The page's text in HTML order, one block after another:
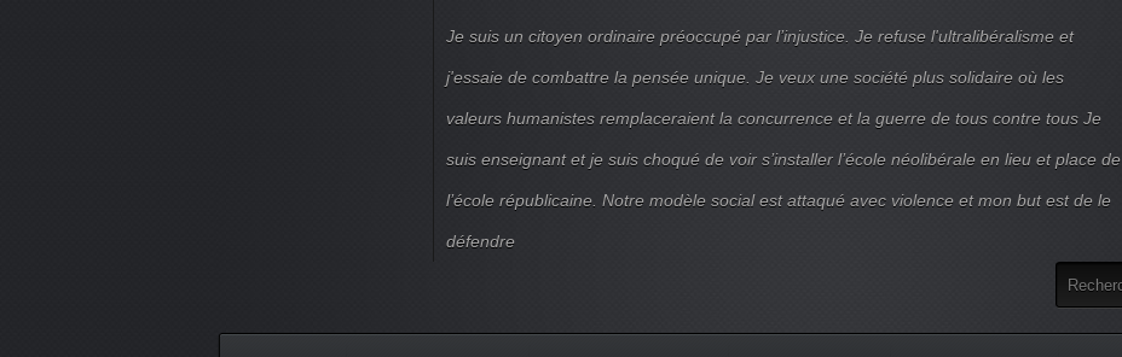
Je suis un citoyen ordinaire préoccupé par l’injustice. Je refuse l'ultralibéralisme et
j'essaie de combattre la pensée unique. Je veux une société plus solidaire où les
valeurs humanistes remplaceraient la concurrence et la guerre de tous contre tous Je
suis enseignant et je suis choqué de voir s’installer l’école néolibérale en lieu et place de
l’école républicaine. Notre modèle social est attaqué avec violence et mon but est de le
défendre